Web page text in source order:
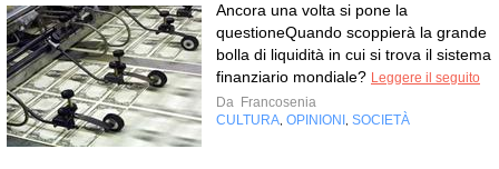
Ancora una volta si pone la
questioneQuando scoppierà la grande
bolla di liquidità in cui si trova il sistema
finanziario mondiale? Leggere il seguito
Da Francosenia
CULTURA OPINIONI SOCIETÀ